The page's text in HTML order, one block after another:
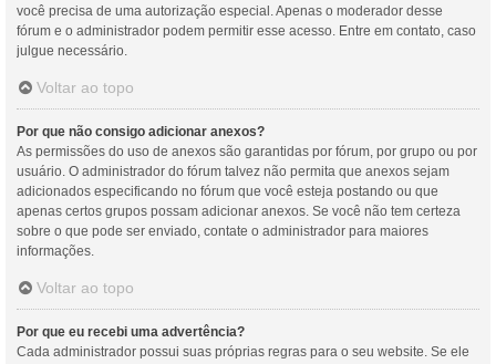
você precisa de uma autorização especial. Apenas o moderador desse
fórum e o administrador podem permitir esse acesso. Entre em contato, caso
julgue necessário.
Voltar ao topo
Por que não consigo adicionar anexos?
As permissões do uso de anexos são garantidas por fórum, por grupo ou por
usuário. O administrador do fórum talvez não permita que anexos sejam
adicionados especificando no fórum que você esteja postando ou que
apenas certos grupos possam adicionar anexos. Se você não tem certeza
sobre o que pode ser enviado, contate o administrador para maiores
informações.
Voltar ao topo
Por que eu recebi uma advertência?
Cada administrador possui suas próprias regras para o seu website. Se ele